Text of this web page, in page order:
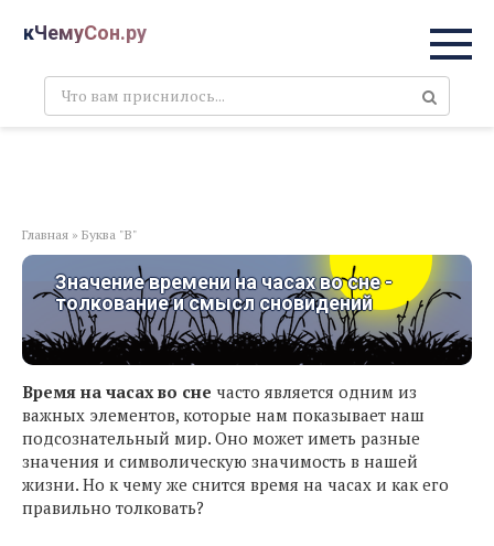
кЧемуСон.ру
Поиск:
Главная » Буква "В"
Значение времени на часах во сне -
толкование и смысл сновидений
Время на часах во сне часто является одним из
важных элементов, которые нам показывает наш
подсознательный мир. Оно может иметь разные
значения и символическую значимость в нашей
жизни. Но к чему же снится время на часах и как его
правильно толковать?